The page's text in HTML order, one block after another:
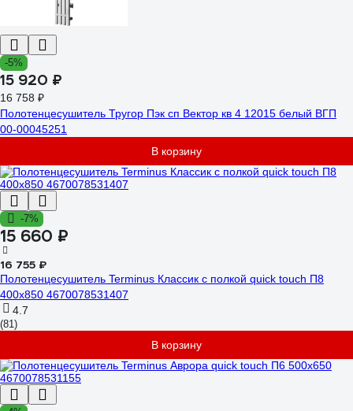
-5%
15 920 ₽
16 758 ₽
Полотенцесушитель Тругор Пэк сп Вектор кв 4 12015 белый ВГП
00-00045251
В корзину
-7%
15 660 ₽
16 755 ₽
Полотенцесушитель Terminus Классик с полкой quick touch П8
400x850 4670078531407
4.7
(81)
В корзину